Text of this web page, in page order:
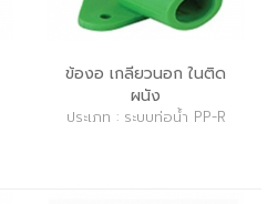
ข้องอ เกลียวนอก ในติด
ผนัง
ประเภท : ระบบท่อน้ำ PP-R